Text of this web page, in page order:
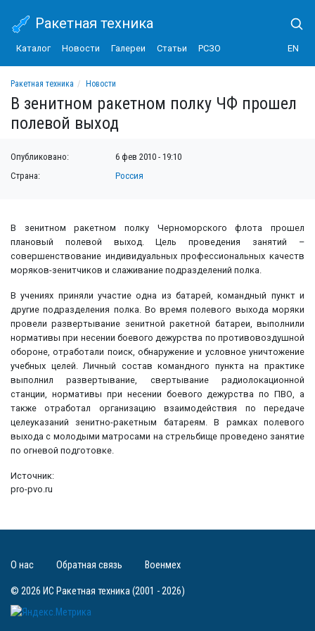
Ракетная техника
Каталог Новости Галереи Статьи РСЗО EN
Ракетная техника
Новости
В зенитном ракетном полку ЧФ прошел полевой выход
В зенитном ракетном полку ЧФ прошел
полевой выход
Опубликовано:
6 фев 2010 - 19:10
Страна:
Россия
В зенитном ракетном полку Черноморского флота прошел
плановый полевой выход. Цель проведения занятий –
совершенствование индивидуальных профессиональных качеств
моряков-зенитчиков и слаживание подразделений полка.
В учениях приняли участие одна из батарей, командный пункт и
другие подразделения полка. Во время полевого выхода моряки
провели развертывание зенитной ракетной батареи, выполнили
нормативы при несении боевого дежурства по противовоздушной
обороне, отработали поиск, обнаружение и условное уничтожение
учебных целей. Личный состав командного пункта на практике
выполнил развертывание, свертывание радиолокационной
станции, нормативы при несении боевого дежурства по ПВО, а
также отработал организацию взаимодействия по передаче
целеуказаний зенитно-ракетным батареям. В рамках полевого
выхода с молодыми матросами на стрельбище проведено занятие
по огневой подготовке.
Источник:
pro-pvo.ru
© 2026 ИС Ракетная техника (2001 - 2026)
О нас Обратная связь Военмех